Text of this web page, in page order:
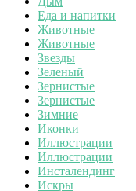
Еда и напитки
Животные
Животные
Звезды
Зеленый
Зернистые
Зернистые
Зимние
Иконки
Иллюстрации
Иллюстрации
Инсталендинг
Искры